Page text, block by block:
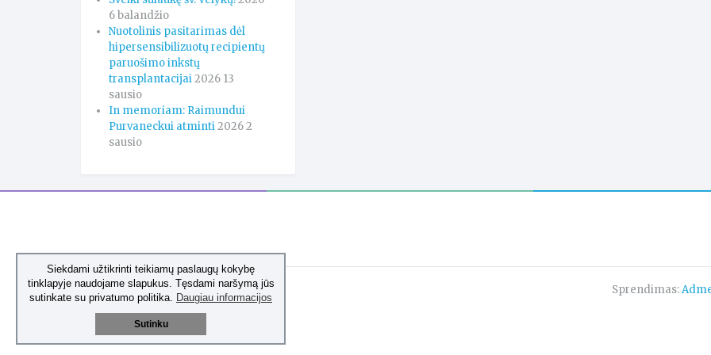
Siekdami užtikrinti teikiamų paslaugų kokybę
tinklapyje naudojame slapukus. Tęsdami naršymą jūs
sutinkate su privatumo politika. Daugiau informacijos
Sutinku
6 balandžio
Nuotolinis pasitarimas dėl
hipersensibilizuotų recipientų
paruošimo inkstų
transplantacijai2026 13
sausio
In memoriam: Raimundui
Purvaneckui atminti2026 2
sausio
Sprendimas: